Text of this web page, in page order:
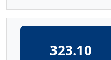
323.10